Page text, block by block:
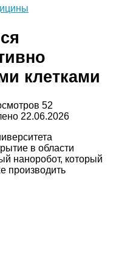
клетками
52
22.06.2026
в области
наноробот, который
производить